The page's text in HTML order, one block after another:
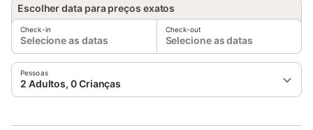
Escolher data para preços exatos
Check-in
Selecione as datas
Check-out
Selecione as datas
Pessoas
2 Adultos, 0 Crianças